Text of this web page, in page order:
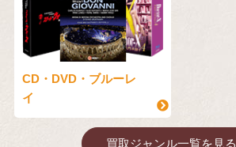
CD・DVD・ブルーレ
イ
買取ジャンル一覧を見る